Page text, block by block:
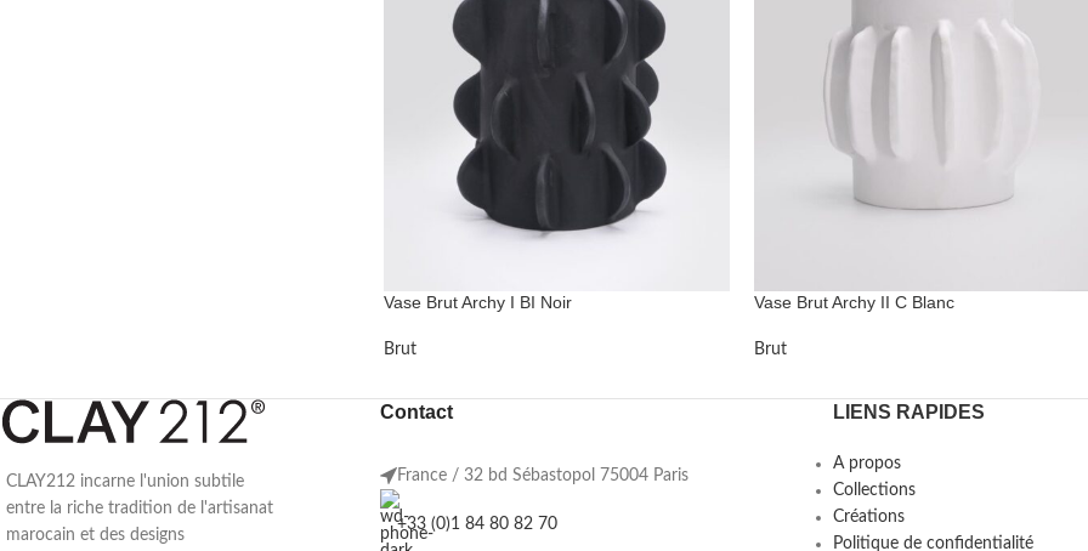
Vase Brut Archy I BI Noir
Brut
Vase Brut Archy II C Blanc
Brut
CLAY212 incarne l'union subtile
entre la riche tradition de l'artisanat
marocain et des designs
Contact
France / 32 bd Sébastopol 75004 Paris
+33 (0)1 84 80 82 70
LIENS RAPIDES
A propos
Collections
Créations
Politique de confidentialité